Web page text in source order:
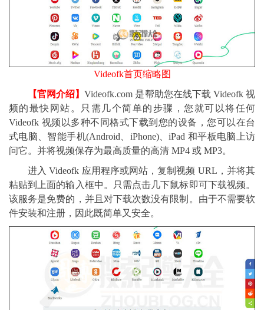
Videofk首页缩略图
【官网介绍】Videofk.com 是帮助您在线下载 Videofk 视
频的最快网站。只需几个简单的步骤，您就可以将任何
Videofk 视频以多种不同格式下载到您的设备，您可以在台
式电脑、智能手机(Android、iPhone)、iPad 和平板电脑上访
问它。并将视频保存为最高质量的高清 MP4 或 MP3。
进入 Videofk 应用程序或网站，复制视频 URL，并将其
粘贴到上面的输入框中。只需点击几下鼠标即可下载视频。
该服务是免费的，并且对下载次数没有限制。由于不需要软
件安装和注册，因此既简单又安全。